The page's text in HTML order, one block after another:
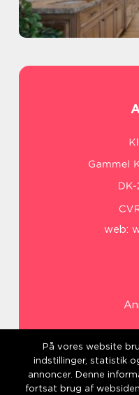
web:
På vores website
indstillinger, statistik
annoncer. Denne
fortsat brug af